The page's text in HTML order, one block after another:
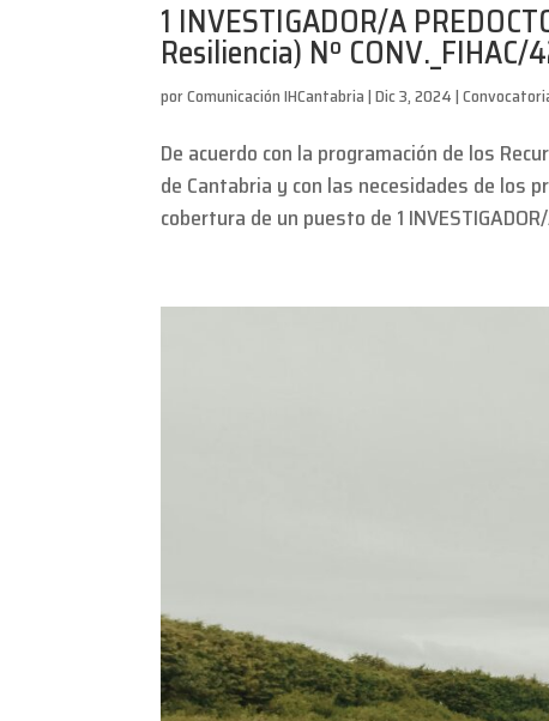
1 INVESTIGADOR/A
Resiliencia) Nº CONV._FIHAC/
porComunicación IHCantabria|Dic 3, 2024|
De acuerdo con la programación de los
de Cantabria y con las necesidades de los
cobertura de un puesto de 1 INVESTIGADOR/